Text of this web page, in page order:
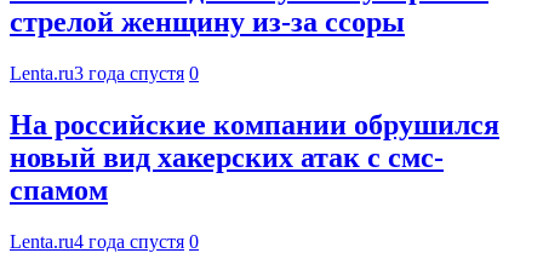
стрелой женщину из-за ссоры
Lenta.ru3 года спустя 0
На российские компании обрушился
новый вид хакерских атак с смс-
спамом
Lenta.ru4 года спустя 0